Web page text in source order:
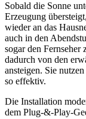
Sobald die Sonne
Erzeugung
wieder an das
auch in den
sogar den Fernseher
dadurch von den
ansteigen. Sie
so effektiv.
Die Installation
dem Plug-&-Play-